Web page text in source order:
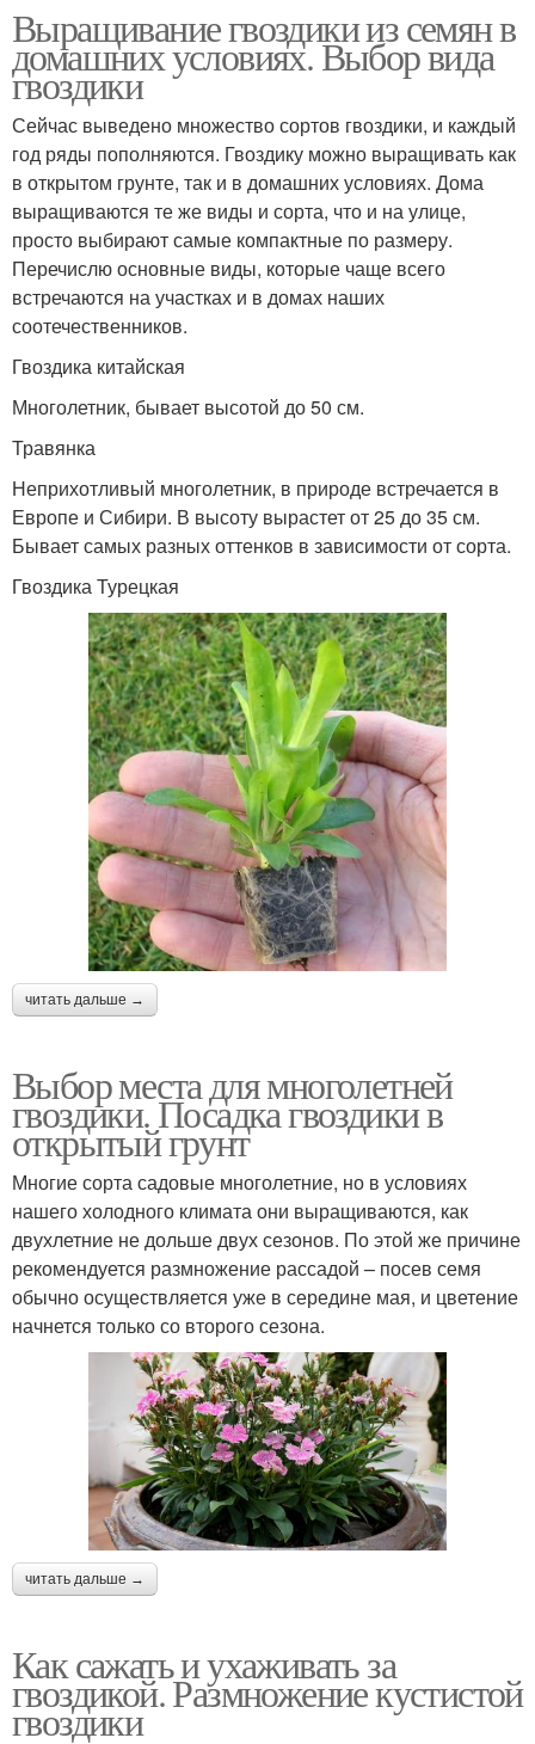
Выращивание гвоздики из семян в
домашних условиях. Выбор вида
гвоздики
Сейчас выведено множество сортов гвоздики, и каждый
год ряды пополняются. Гвоздику можно выращивать как
в открытом грунте, так и в домашних условиях. Дома
выращиваются те же виды и сорта, что и на улице,
просто выбирают самые компактные по размеру.
Перечислю основные виды, которые чаще всего
встречаются на участках и в домах наших
соотечественников.
Гвоздика китайская
Многолетник, бывает высотой до 50 см.
Травянка
Неприхотливый многолетник, в природе встречается в
Европе и Сибири. В высоту вырастет от 25 до 35 см.
Бывает самых разных оттенков в зависимости от сорта.
Гвоздика Турецкая
читать дальше →
Выбор места для многолетней
гвоздики. Посадка гвоздики в
открытый грунт
Многие сорта садовые многолетние, но в условиях
нашего холодного климата они выращиваются, как
двухлетние не дольше двух сезонов. По этой же причине
рекомендуется размножение рассадой – посев семя
обычно осуществляется уже в середине мая, и цветение
начнется только со второго сезона.
читать дальше →
Как сажать и ухаживать за
гвоздикой. Размножение кустистой
гвоздики